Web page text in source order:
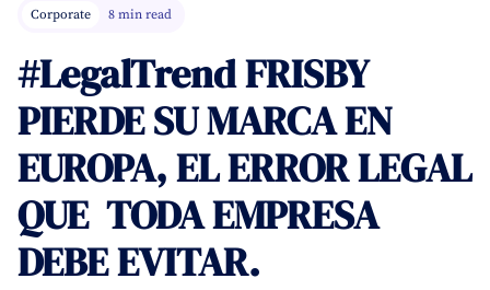
Corporate 8 min read
#LegalTrend ‍FRISBY
PIERDE SU MARCA EN
EUROPA, EL ERROR LEGAL
QUE TODA EMPRESA
DEBE EVITAR.